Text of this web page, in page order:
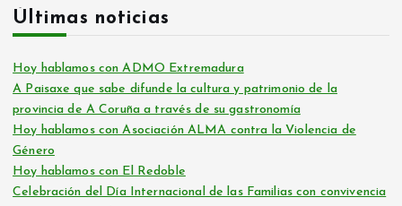
n
a
c
i
Últimas noticias
Hoy hablamos con ADMO Extremadura
A Paisaxe que sabe difunde la cultura y patrimonio de la
provincia de A Coruña a través de su gastronomía
Hoy hablamos con Asociación ALMA contra la Violencia de
Género
Hoy hablamos con El Redoble
Celebración del Día Internacional de las Familias con convivencia